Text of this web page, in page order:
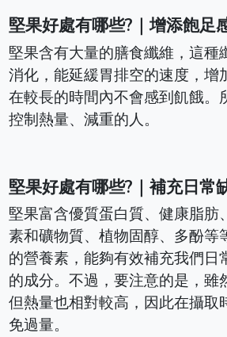
堅果好處有哪些?｜增添飽足
堅果含有大量的膳食纖維，這種
消化，能延緩胃排空的速度，增
在較長的時間內不會感到飢餓。
控制熱量、減重的人。
堅果好處有哪些?｜補充日常
堅果富含優質蛋白質、健康脂肪
素和礦物質、植物固醇、多酚等
的營養素，能夠有效補充我們日
的成分。不過，要注意的是，雖
但熱量也相對較高，因此在攝取
免過量。